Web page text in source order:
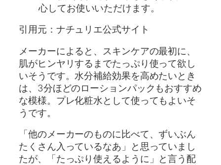
心してお使いいただけます。
引用元：ナチュリエ公式サイト
メーカーによると、スキンケアの最初に、
肌がヒンヤリするまでたっぷり使って欲し
いそうです。水分補給効果を高めたいとき
は、3分ほどのローションパックもおすすめ
な模様。プレ化粧水として使ってもよいそ
うです。
「他のメーカーのものに比べて、ずいぶん
たくさん入っているなあ」と思っていまし
たが、「たっぷり使えるように」と言う配